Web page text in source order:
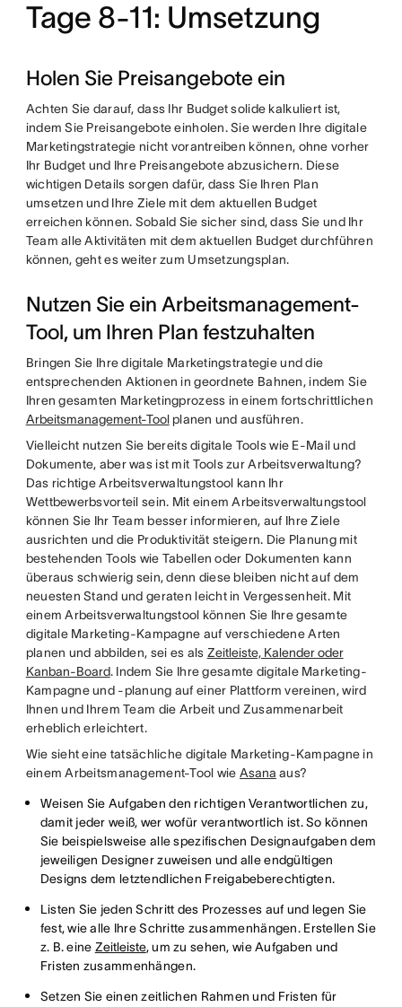
Tage 8-11: Umsetzung
Holen Sie Preisangebote ein
Achten Sie darauf, dass Ihr Budget solide kalkuliert ist,
indem Sie Preisangebote einholen. Sie werden Ihre digitale
Marketingstrategie nicht vorantreiben können, ohne vorher
Ihr Budget und Ihre Preisangebote abzusichern. Diese
wichtigen Details sorgen dafür, dass Sie Ihren Plan
umsetzen und Ihre Ziele mit dem aktuellen Budget
erreichen können. Sobald Sie sicher sind, dass Sie und Ihr
Team alle Aktivitäten mit dem aktuellen Budget durchführen
können, geht es weiter zum Umsetzungsplan.
Nutzen Sie ein Arbeitsmanagement-
Tool, um Ihren Plan festzuhalten
Bringen Sie Ihre digitale Marketingstrategie und die
entsprechenden Aktionen in geordnete Bahnen, indem Sie
Ihren gesamten Marketingprozess in einem fortschrittlichen
Arbeitsmanagement-Toolplanen und ausführen.
Vielleicht nutzen Sie bereits digitale Tools wie E-Mail und
Dokumente, aber was ist mit Tools zur Arbeitsverwaltung?
Das richtige Arbeitsverwaltungstool kann Ihr
Wettbewerbsvorteil sein. Mit einem Arbeitsverwaltungstool
können Sie Ihr Team besser informieren, auf Ihre Ziele
ausrichten und die Produktivität steigern. Die Planung mit
bestehenden Tools wie Tabellen oder Dokumenten kann
überaus schwierig sein, denn diese bleiben nicht auf dem
neuesten Stand und geraten leicht in Vergessenheit. Mit
einem Arbeitsverwaltungstool können Sie Ihre gesamte
digitale Marketing-Kampagne auf verschiedene Arten
planen und abbilden, sei es als Zeitleiste, Kalender oder
Kanban-Board. Indem Sie Ihre gesamte digitale Marketing-
Kampagne und -planung auf einer Plattform vereinen, wird
Ihnen und Ihrem Team die Arbeit und Zusammenarbeit
erheblich erleichtert.
Wie sieht eine tatsächliche digitale Marketing-Kampagne in
einem Arbeitsmanagement-Tool wie Asana aus?
Weisen Sie Aufgaben den richtigen Verantwortlichen zu,
damit jeder weiß, wer wofür verantwortlich ist. So können
Sie beispielsweise alle spezifischen Designaufgaben dem
jeweiligen Designer zuweisen und alle endgültigen
Designs dem letztendlichen Freigabeberechtigten.
Listen Sie jeden Schritt des Prozesses auf und legen Sie
fest, wie alle Ihre Schritte zusammenhängen. Erstellen Sie
z. B. eine Zeitleiste, um zu sehen, wie Aufgaben und
Fristen zusammenhängen.
Setzen Sie einen zeitlichen Rahmen und Fristen für